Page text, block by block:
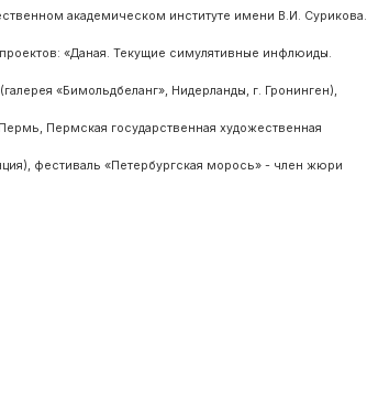
академическом институте имени В.И. Сурикова.
«Даная. Текущие симулятивные инфлюиды.
«Бимольдбеланг», Нидерланды, г. Гронинген),
Пермская государственная художественная
фестиваль «Петербургская морось» - член жюри